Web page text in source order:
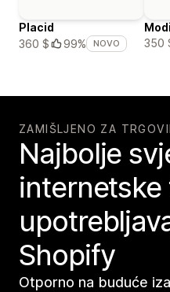
Placid
360 $
99% NOVO
350
ZAMIŠLJENO ZA
Najbolje
Shopify
Otporno na buduće